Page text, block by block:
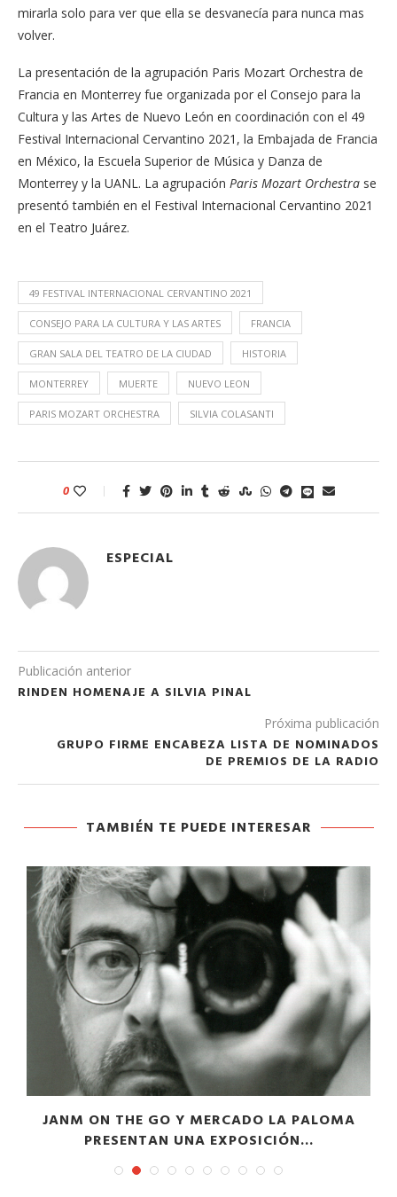
mirarla solo para ver que ella se desvanecía para nunca mas
volver.
La presentación de la agrupación Paris Mozart Orchestra de
Francia en Monterrey fue organizada por el Consejo para la
Cultura y las Artes de Nuevo León en coordinación con el 49
Festival Internacional Cervantino 2021, la Embajada de Francia
en México, la Escuela Superior de Música y Danza de
Monterrey y la UANL. La agrupación Paris Mozart Orchestra se
presentó también en el Festival Internacional Cervantino 2021
en el Teatro Juárez.
49 FESTIVAL INTERNACIONAL CERVANTINO 2021
CONSEJO PARA LA CULTURA Y LAS ARTES FRANCIA
GRAN SALA DEL TEATRO DE LA CIUDAD HISTORIA
MONTERREY MUERTE NUEVO LEON
PARIS MOZART ORCHESTRA SILVIA COLASANTI
0
ESPECIAL
Publicación anterior
RINDEN HOMENAJE A SILVIA PINAL
Próxima publicación
GRUPO FIRME ENCABEZA LISTA DE NOMINADOS
DE PREMIOS DE LA RADIO
TAMBIÉN TE PUEDE INTERESAR
JANM ON THE GO Y MERCADO LA PALOMA
PRESENTAN UNA EXPOSICIÓN...